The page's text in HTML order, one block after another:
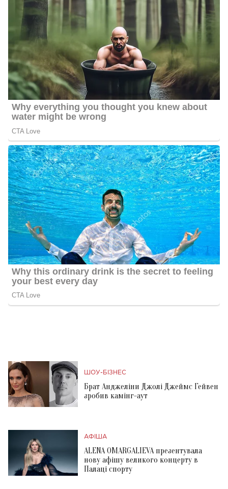
ШОУ-БІЗНЕС
Брат Анджеліни Джолі Джеймс Гейвен
зробив камінг-аут
АФІША
ALENA OMARGALIEVA презентувала
нову афішу великого концерту в
Палаці спорту